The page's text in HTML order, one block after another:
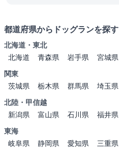
都道府県からドッグランを探す
北海道・東北
北海道
青森県 岩手県 宮城県
関東
茨城県
栃木県 群馬県 埼玉県
北陸・甲信越
新潟県
富山県 石川県 福井県
東海
岐阜県
静岡県 愛知県
三重県